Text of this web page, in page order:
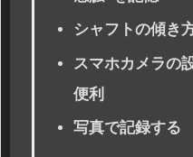
シャフトの傾き
スマホカメラの
便利
写真で記録する